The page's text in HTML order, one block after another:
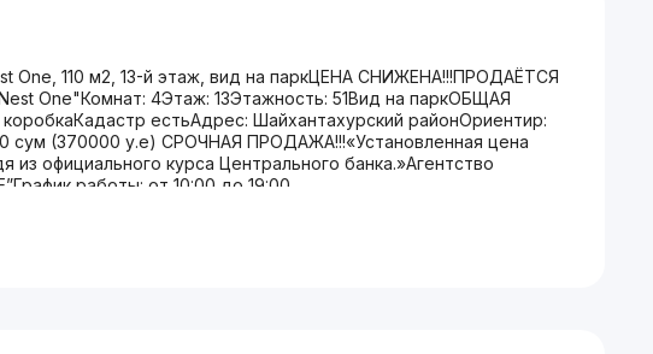
110 м2, 13-й этаж, вид на паркЦЕНА СНИЖЕНА!!!ПРОДАЁТСЯ
One"Комнат: 4Этаж: 13Этажность: 51Вид на паркОБЩАЯ
естьАдрес: Шайхантахурский районОриентир:
сум (370000 у.е) СРОЧНАЯ ПРОДАЖА!!!«Установленная цена
из официального курса Центрального банка.»Агентство
работы: от 10:00 до 19:00.